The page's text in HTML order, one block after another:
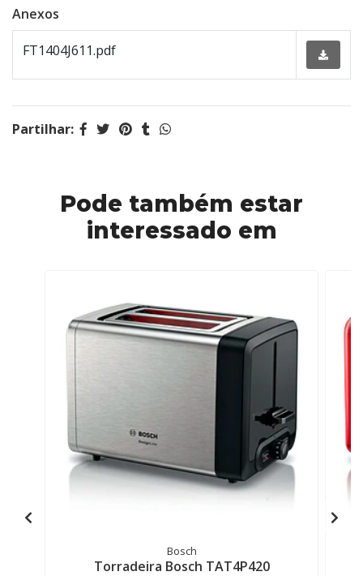
Anexos
FT1404J611.pdf
Partilhar:
Pode também estar
interessado em
Bosch
Torradeira Bosch TAT4P420